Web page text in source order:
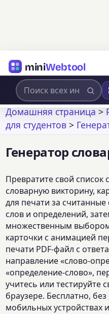
miniWebtool
Домашняя страница>
для студентов >
Генератор
Превратите свой список
словарную викторину,
для печати за считанные
слов и определений,
множественным
карточки с анимацией
печати PDF-файл с
направление «слово-
«определение-слово»,
учитесь или тестируйте
браузере. Бесплатно,
мобильных устройствах